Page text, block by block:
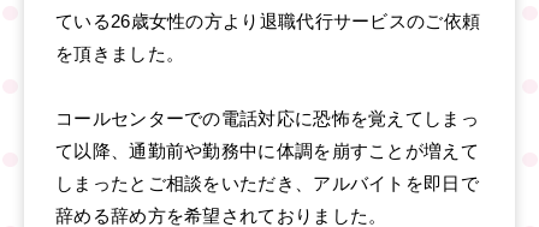
ている26歳女性の方より退職代行サービスのご依頼
を頂きました。
コールセンターでの電話対応に恐怖を覚えてしまっ
て以降、通勤前や勤務中に体調を崩すことが増えて
しまったとご相談をいただき、アルバイトを即日で
辞める辞め方を希望されておりました。